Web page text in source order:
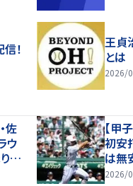
！
王貞
とは
2026/
佐
ウ
か
【甲
初安
は無
2026/